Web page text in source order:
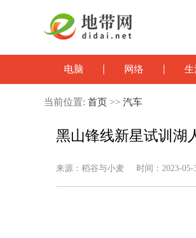
电脑 网络 生
当前位置: 首页 >> 汽车
黑山锋线新星试训湖
来源：稻谷与小麦 时间：2023-05-